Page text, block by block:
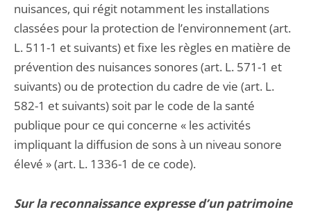
nuisances, qui régit notamment les installations
classées pour la protection de l’environnement (art.
L. 511-1 et suivants) et fixe les règles en matière de
prévention des nuisances sonores (art. L. 571-1 et
suivants) ou de protection du cadre de vie (art. L.
582-1 et suivants) soit par le code de la santé
publique pour ce qui concerne « les activités
impliquant la diffusion de sons à un niveau sonore
élevé » (art. L. 1336-1 de ce code).
Sur la reconnaissance expresse d’un patrimoine